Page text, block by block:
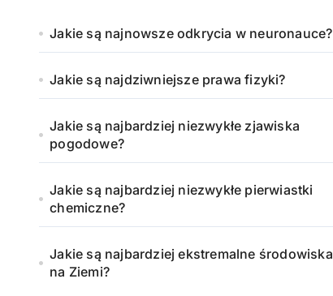
Jakie są najnowsze odkrycia w neuronauce?
Jakie są najdziwniejsze prawa fizyki?
Jakie są najbardziej niezwykłe zjawiska
pogodowe?
Jakie są najbardziej niezwykłe pierwiastki
chemiczne?
Jakie są najbardziej ekstremalne środowiska
na Ziemi?